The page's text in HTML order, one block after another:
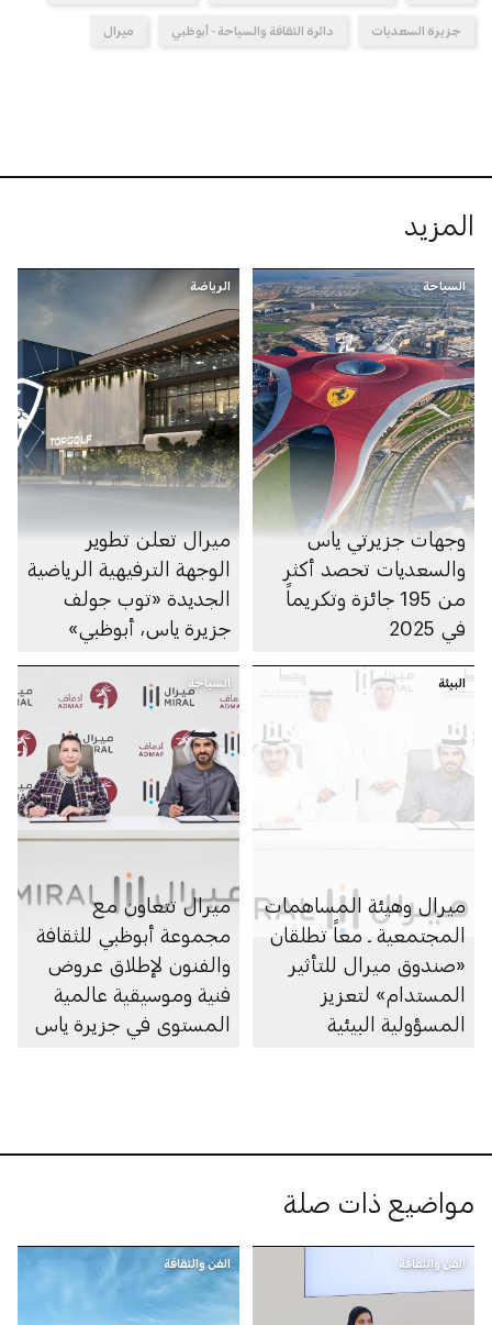
جزيرة السعديات دائرة الثقافة والسياحة - أبوظبي ميرال
المزيد
السياحة
وجهات جزيرتي ياس
والسعديات تحصد أكثر
من 195 جائزة وتكريماً
في 2025
الرياضة
ميرال تعلن تطوير
الوجهة الترفيهية الرياضية
الجديدة «توب جولف
جزيرة ياس، أبوظبي»
البيئة
ميرال وهيئة المساهمات
المجتمعية ـ معاً تطلقان
«صندوق ميرال للتأثير
المستدام» لتعزيز
المسؤولية البيئية
السياحة
ميرال تتعاون مع
مجموعة أبوظبي للثقافة
والفنون لإطلاق عروض
فنية وموسيقية عالمية
المستوى في جزيرة ياس
مواضيع ذات صلة
الفن والثقافة الفن والثقافة